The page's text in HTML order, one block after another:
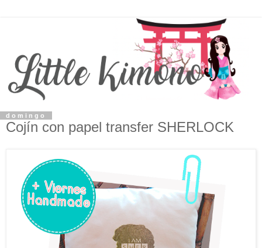
domingo
Cojín con papel transfer SHERLOCK